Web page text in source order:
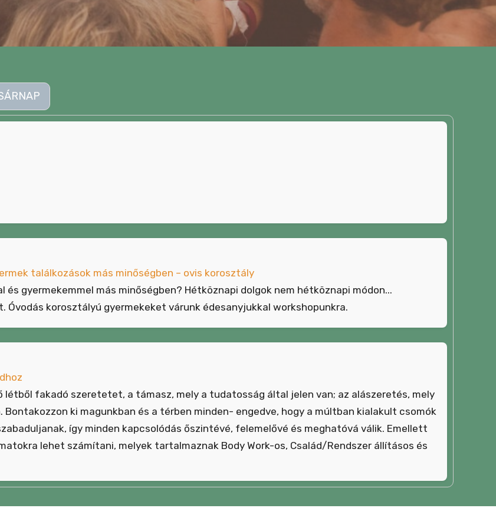
találkozások más minőségben – ovis korosztály
és gyermekemmel más minőségben? Hétköznapi dolgok nem hétköznapi módon...
korosztályú gyermekeket várunk édesanyjukkal workshopunkra.
létből fakadó szeretetet, a támasz, mely a tudatosság által jelen van; az alászeretés, mely
ki magunkban és a térben minden- engedve, hogy a múltban kialakult csomók
így minden kapcsolódás őszintévé, felemelővé és meghatóvá válik. Emellett
lehet számítani, melyek tartalmaznak Body Work-os, Család/Rendszer állításos és